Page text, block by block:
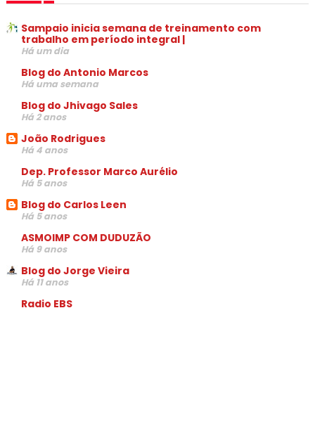
Sampaio inicia semana de treinamento com
trabalho em período integral |
Há um dia
Blog do Antonio Marcos
Há uma semana
Blog do Jhivago Sales
Há 2 anos
João Rodrigues
Há 4 anos
Dep. Professor Marco Aurélio
Há 5 anos
Blog do Carlos Leen
Há 5 anos
ASMOIMP COM DUDUZÃO
Há 9 anos
Blog do Jorge Vieira
Há 11 anos
Radio EBS